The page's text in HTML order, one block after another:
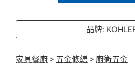
品牌:
家具餐廚 > 五金修繕 > 廚衛五金